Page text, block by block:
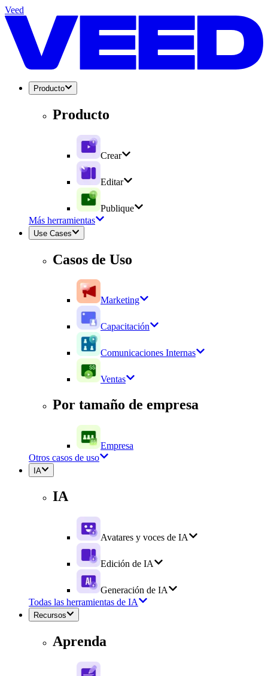
Veed
Producto
Producto
Crear
Editar
Publique
Más herramientas
Use Cases
Casos de Uso
Marketing
Capacitación
Comunicaciones Internas
Ventas
Por tamaño de empresa
Empresa
Otros casos de uso
IA
IA
Avatares y voces de IA
Edición de IA
Generación de IA
Todas las herramientas de IA
Recursos
Aprenda